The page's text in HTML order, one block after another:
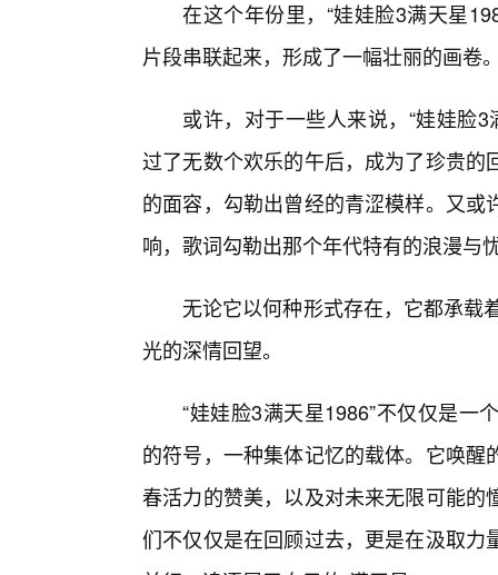
在这个年份里，“娃娃脸3满天星
片段串联起来，形成了一幅壮丽的画卷
或许，对于一些人来说，“娃娃脸
过了无数个欢乐的午后，成为了珍贵
的面容，勾勒出曾经的青涩模样。又
响，歌词勾勒出那个年代特有的浪漫与
无论它以何种形式存在，它都承载
光的深情回望。
“娃娃脸3满天星1986”不仅仅是一
的符号，一种集体记忆的载体。它唤
春活力的赞美，以及对未来无限可能
们不仅仅是在回顾过去，更是在汲取